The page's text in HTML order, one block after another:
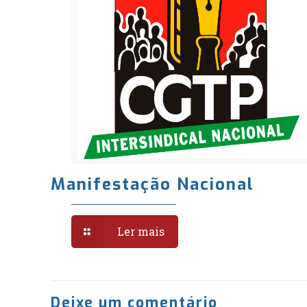
Manifestação Nacional
Ler mais
Deixe um comentário